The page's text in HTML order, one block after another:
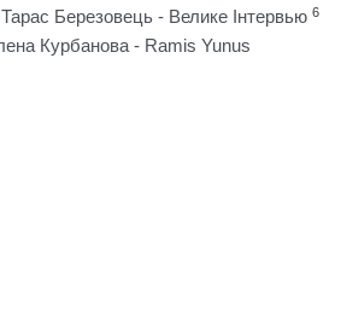
Березовець - Велике Інтервью 6
Курбанова - Ramis Yunus